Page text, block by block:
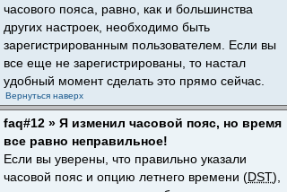
часового пояса, равно, как и большинства
других настроек, необходимо быть
зарегистрированным пользователем. Если вы
все еще не зарегистрированы, то настал
удобный момент сделать это прямо сейчас.
Вернуться наверх
faq#12 » Я изменил часовой пояс, но время
все равно неправильное!
Если вы уверены, что правильно указали
часовой пояс и опцию летнего времени (DST),